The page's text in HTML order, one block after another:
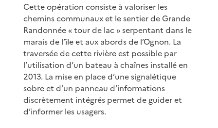
Cette opération consiste à valoriser les
chemins communaux et le sentier de Grande
Randonnée « tour de lac » serpentant dans le
marais de l’île et aux abords de l’Ognon. La
traversée de cette rivière est possible par
l’utilisation d’un bateau à chaînes installé en
2013. La mise en place d’une signalétique
sobre et d’un panneau d’informations
discrètement intégrés permet de guider et
d’informer les usagers.